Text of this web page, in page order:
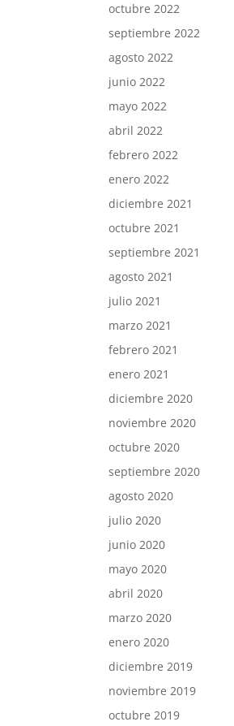
octubre 2022
septiembre 2022
agosto 2022
junio 2022
mayo 2022
abril 2022
febrero 2022
enero 2022
diciembre 2021
octubre 2021
septiembre 2021
agosto 2021
julio 2021
marzo 2021
febrero 2021
enero 2021
diciembre 2020
noviembre 2020
octubre 2020
septiembre 2020
agosto 2020
julio 2020
junio 2020
mayo 2020
abril 2020
marzo 2020
enero 2020
diciembre 2019
noviembre 2019
octubre 2019